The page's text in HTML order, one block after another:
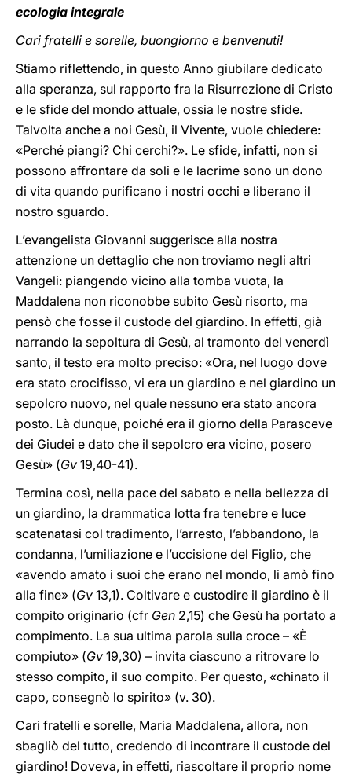
ecologia integrale
Cari fratelli e sorelle, buongiorno e benvenuti!
Stiamo riflettendo, in questo Anno giubilare dedicato
alla speranza, sul rapporto fra la Risurrezione di Cristo
e le sfide del mondo attuale, ossia le nostre sfide.
Talvolta anche a noi Gesù, il Vivente, vuole chiedere:
«Perché piangi? Chi cerchi?». Le sfide, infatti, non si
possono affrontare da soli e le lacrime sono un dono
di vita quando purificano i nostri occhi e liberano il
nostro sguardo.
L’evangelista Giovanni suggerisce alla nostra
attenzione un dettaglio che non troviamo negli altri
Vangeli: piangendo vicino alla tomba vuota, la
Maddalena non riconobbe subito Gesù risorto, ma
pensò che fosse il custode del giardino. In effetti, già
narrando la sepoltura di Gesù, al tramonto del venerdì
santo, il testo era molto preciso: «Ora, nel luogo dove
era stato crocifisso, vi era un giardino e nel giardino un
sepolcro nuovo, nel quale nessuno era stato ancora
posto. Là dunque, poiché era il giorno della Parasceve
dei Giudei e dato che il sepolcro era vicino, posero
Gesù» (Gv 19,40-41).
Termina così, nella pace del sabato e nella bellezza di
un giardino, la drammatica lotta fra tenebre e luce
scatenatasi col tradimento, l’arresto, l’abbandono, la
condanna, l’umiliazione e l’uccisione del Figlio, che
«avendo amato i suoi che erano nel mondo, li amò fino
alla fine» (Gv 13,1). Coltivare e custodire il giardino è il
compito originario (cfr Gen 2,15) che Gesù ha portato a
compimento. La sua ultima parola sulla croce – «È
compiuto» (Gv 19,30) – invita ciascuno a ritrovare lo
stesso compito, il suo compito. Per questo, «chinato il
capo, consegnò lo spirito» (v. 30).
Cari fratelli e sorelle, Maria Maddalena, allora, non
sbagliò del tutto, credendo di incontrare il custode del
giardino! Doveva, in effetti, riascoltare il proprio nome